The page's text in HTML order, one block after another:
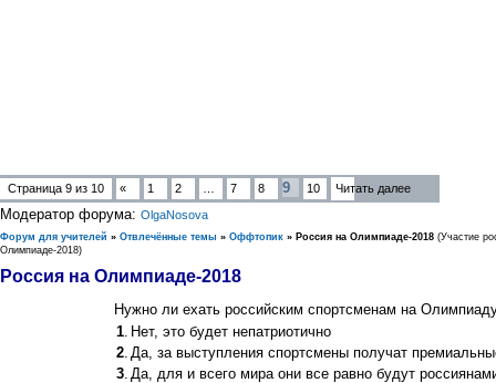
Страница 9 из 10 « 1 2 7 8 9 10 Читать далее
Модератор форума: OlgaNosova
Форум для учителей » Отвлечённые темы » Оффтопик » Россия на Олимпиаде-2018 (Участие
Олимпиаде-2018)
Россия на Олимпиаде-2018
Нужно ли ехать российским спортсменам на
1. Нет, это будет непатриотично
2. Да, за выступления спортсмены получат
3. Да, для и всего мира они все равно будут